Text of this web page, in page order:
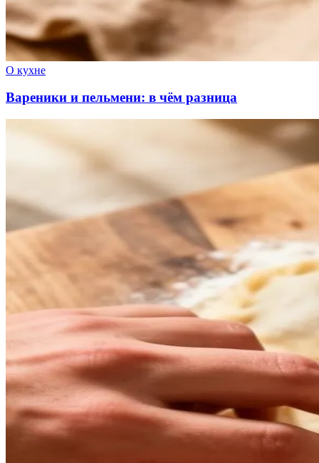
О кухне
Вареники и пельмени: в чём разница